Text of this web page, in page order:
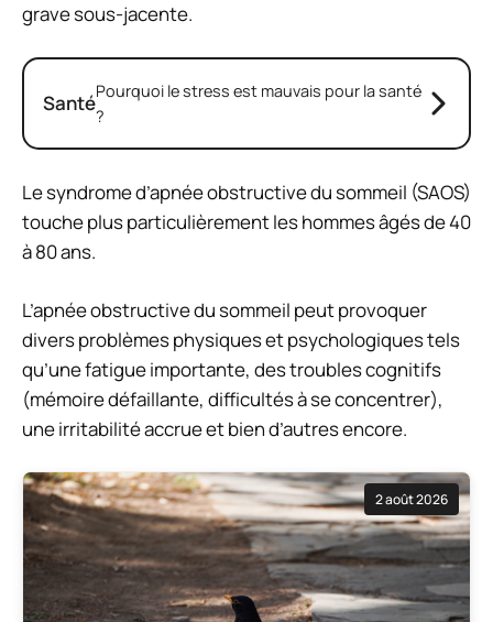
grave sous-jacente.
SantéPourquoi le stress est mauvais pour la santé
?
Le syndrome d’apnée obstructive du sommeil (SAOS)
touche plus particulièrement les hommes âgés de 40
à 80 ans.
L’apnée obstructive du sommeil peut provoquer
divers problèmes physiques et psychologiques tels
qu’une fatigue importante, des troubles cognitifs
(mémoire défaillante, difficultés à se concentrer),
une irritabilité accrue et bien d’autres encore.
2 août 2026